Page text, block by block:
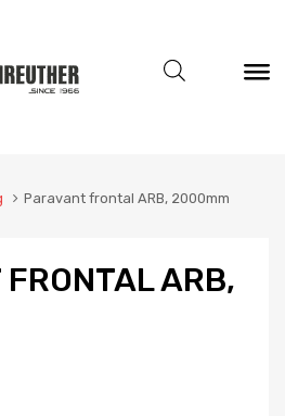
Paravant frontal ARB, 2000mm
ARB,